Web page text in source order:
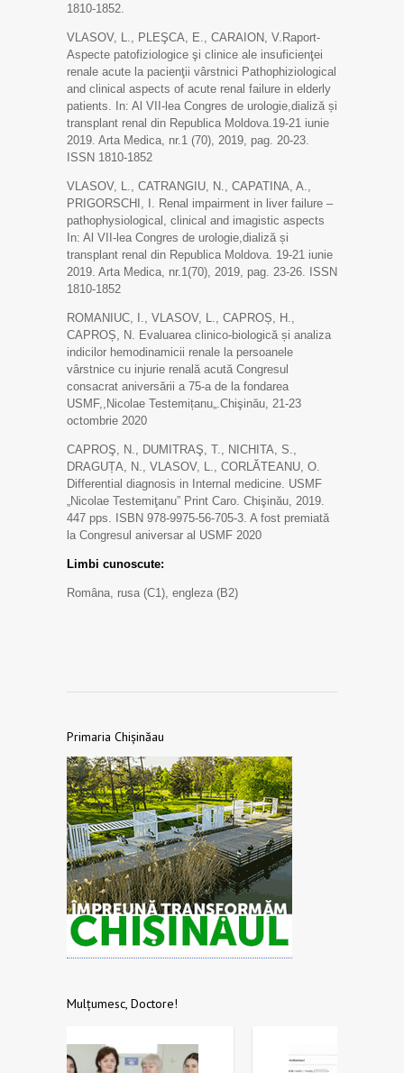
1810-1852.
VLASOV, L., PLEŞCA, E., CARAION, V.Raport-
Aspecte patofiziologice şi clinice ale insuficienţei
renale acute la pacienţii vârstnici Pathophiziological
and clinical aspects of acute renal failure in elderly
patients. In: Al VII-lea Congres de urologie,dializă și
transplant renal din Republica Moldova.19-21 iunie
2019. Arta Medica, nr.1 (70), 2019, pag. 20-23.
ISSN 1810-1852
VLASOV, L., CATRANGIU, N., CAPATINA, A.,
PRIGORSCHI, I. Renal impairment in liver failure –
pathophysiological, clinical and imagistic aspects
In: Al VII-lea Congres de urologie,dializă și
transplant renal din Republica Moldova. 19-21 iunie
2019. Arta Medica, nr.1(70), 2019, pag. 23-26. ISSN
1810-1852
ROMANIUC, I., VLASOV, L., CAPROȘ, H.,
CAPROȘ, N. Evaluarea clinico-biologică și analiza
indicilor hemodinamicii renale la persoanele
vârstnice cu injurie renală acută Congresul
consacrat aniversării a 75-a de la fondarea
USMF,,Nicolae Testemițanu„.Chişinău, 21-23
octombrie 2020
CAPROŞ, N., DUMITRAŞ, T., NICHITA, S.,
DRAGUȚA, N., VLASOV, L., CORLĂTEANU, O.
Differential diagnosis in Internal medicine. USMF
„Nicolae Testemiţanu” Print Caro. Chişinău, 2019.
447 pps. ISBN 978-9975-56-705-3. A fost premiată
la Congresul aniversar al USMF 2020
Limbi cunoscute:
Româna, rusa (C1), engleza (B2)
Primaria Chișinăau
Mulțumesc, Doctore!